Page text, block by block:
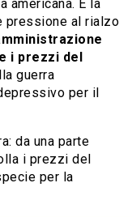
americana. E la
pressione al rialzo
i prezzi del
guerra
per il
da una parte
i prezzi del
per la